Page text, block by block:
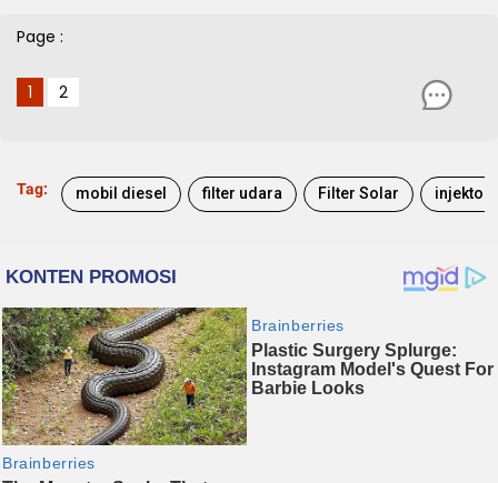
Page :
1 2
Tag: mobil diesel filter udara Filter Solar injektor